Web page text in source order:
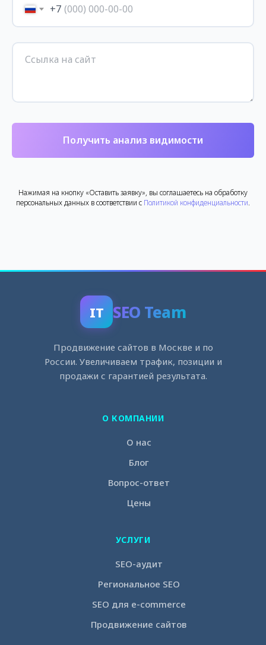
+7
Получить анализ видимости
Нажимая на кнопку «Оставить заявку», вы соглашаетесь на обработку
персональных данных в соответствии с Политикой конфиденциальности.
IT SEO Team
Продвижение сайтов в Москве и по
России. Увеличиваем трафик, позиции и
продажи с гарантией результата.
О КОМПАНИИ
О нас
Блог
Вопрос-ответ
Цены
УСЛУГИ
SEO-аудит
Региональное SEO
SEO для e-commerce
Продвижение сайтов